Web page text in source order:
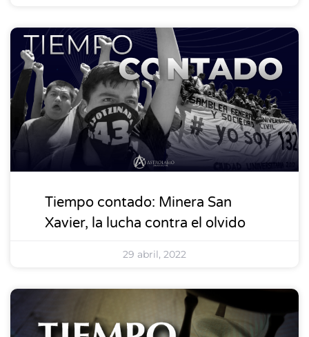
DESTACADOS 3
Tiempo contado: Minera San
Xavier, la lucha contra el olvido
29 abril, 2022